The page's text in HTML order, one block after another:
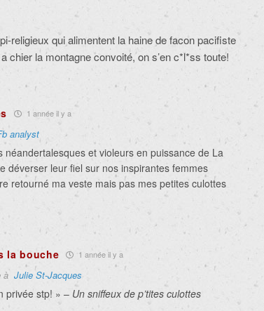
religieux qui alimentent la haine de facon pacifiste
chier la montagne convoité, on s’en c*l*ss toute!
1 année il y a
analyst
néandertalesques et violeurs en puissance de La
déverser leur fiel sur nos inspirantes femmes
retourné ma veste mais pas mes petites culottes
la bouche 1 année il y a
à Julie St-Jacques
privée stp! » – Un sniffeux de p’tites culottes